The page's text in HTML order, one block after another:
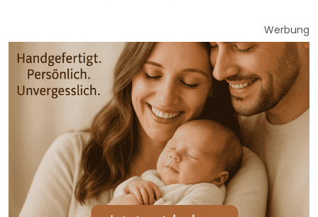
Werbung